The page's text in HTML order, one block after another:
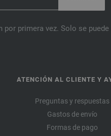
primera vez. Solo se
ATENCIÓN AL CLIENTE Y
Preguntas y respuestas
Gastos de envío
Formas de pago